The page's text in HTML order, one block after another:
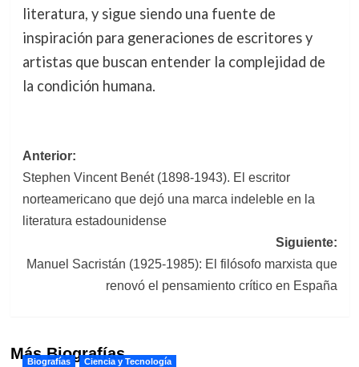
literatura, y sigue siendo una fuente de
inspiración para generaciones de escritores y
artistas que buscan entender la complejidad de
la condición humana.
Navegación
de
entradas
Anterior:
Stephen Vincent Benét (1898-1943). El escritor
norteamericano que dejó una marca indeleble en la
literatura estadounidense
Siguiente:
Manuel Sacristán (1925-1985): El filósofo marxista que
renovó el pensamiento crítico en España
Más Biografías
Biografías Ciencia y Tecnología